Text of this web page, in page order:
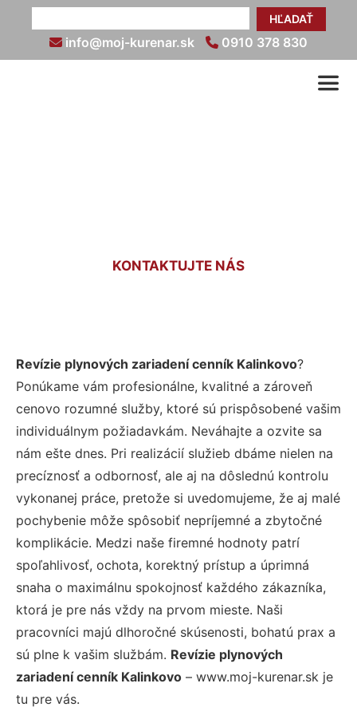
HĽADAŤ
info@moj-kurenar.sk 0910 378 830
KONTAKTUJTE NÁS
Revízie plynových zariadení cenník Kalinkovo?
Ponúkame vám profesionálne, kvalitné a zároveň
cenovo rozumné služby, ktoré sú prispôsobené vašim
individuálnym požiadavkám. Neváhajte a ozvite sa
nám ešte dnes. Pri realizácií služieb dbáme nielen na
precíznosť a odbornosť, ale aj na dôslednú kontrolu
vykonanej práce, pretože si uvedomujeme, že aj malé
pochybenie môže spôsobiť nepríjemné a zbytočné
komplikácie. Medzi naše firemné hodnoty patrí
spoľahlivosť, ochota, korektný prístup a úprimná
snaha o maximálnu spokojnosť každého zákazníka,
ktorá je pre nás vždy na prvom mieste. Naši
pracovníci majú dlhoročné skúsenosti, bohatú prax a
sú plne k vašim službám. Revízie plynových
zariadení cenník Kalinkovo – www.moj-kurenar.sk je
tu pre vás.